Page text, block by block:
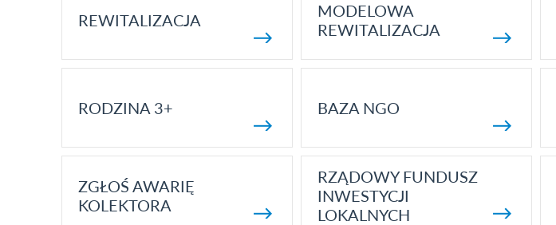
REWITALIZACJA
MODELOWA
REWITALIZACJA
RODZINA 3+ BAZA NGO
ZGŁOŚ AWARIĘ
KOLEKTORA
RZĄDOWY FUNDUSZ
INWESTYCJI
LOKALNYCH